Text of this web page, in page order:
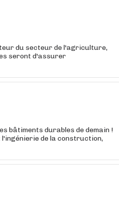
du secteur de l'agriculture,
seront d'assurer
bâtiments durables de demain !
de la construction,